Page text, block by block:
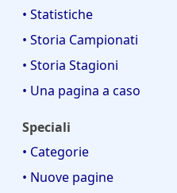
• Statistiche
• Storia Campionati
• Storia Stagioni
• Una pagina a caso
Speciali
• Categorie
• Nuove pagine